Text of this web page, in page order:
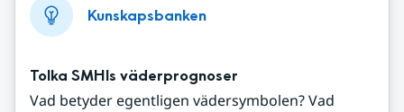
Kunskapsbanken
Tolka SMHIs väderprognoser
Vad betyder egentligen vädersymbolen? Vad